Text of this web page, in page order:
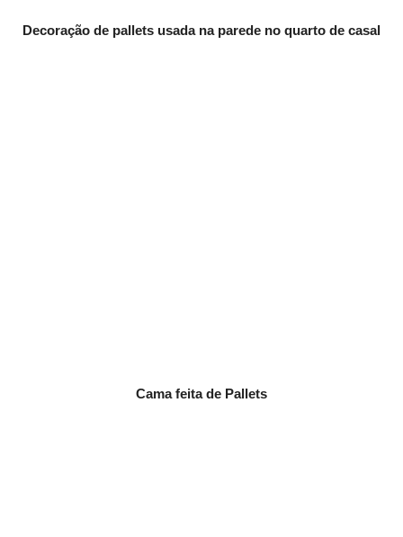
Decoração de pallets usada na parede no quarto de casal
Cama feita de Pallets